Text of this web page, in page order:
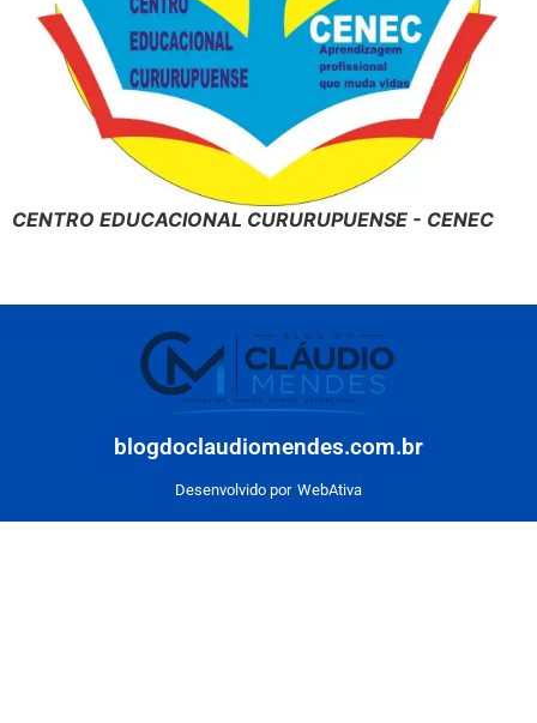
CENTRO EDUCACIONAL CURURUPUENSE - CENEC
blogdoclaudiomendes.com.br
Desenvolvido por WebAtiva